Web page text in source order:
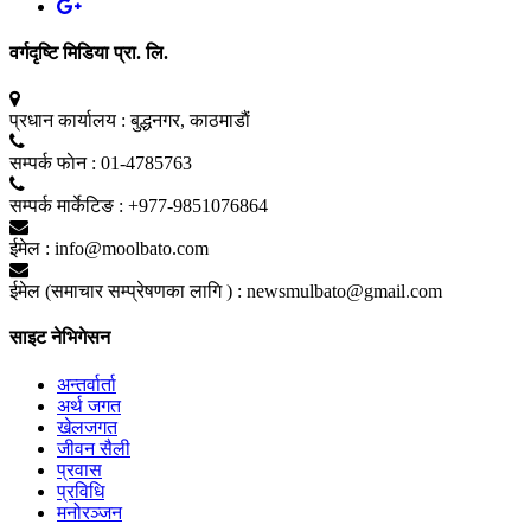
वर्गदृष्टि मिडिया प्रा. लि.
प्रधान कार्यालय : बुद्धनगर, काठमाडाैं
सम्पर्क फाेन : 01-4785763
सम्पर्क मार्केटिङ : +977-9851076864
ईमेल : info@moolbato.com
ईमेल (समाचार सम्प्रेषणका लागि ) : newsmulbato@gmail.com
साइट नेभिगेसन
अन्तर्वार्ता
अर्थ जगत
खेलजगत
जीवन सैली
प्रवास
प्रविधि
मनोरञ्जन